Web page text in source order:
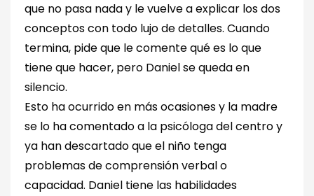
que no pasa nada y le vuelve a explicar los dos
conceptos con todo lujo de detalles. Cuando
termina, pide que le comente qué es lo que
tiene que hacer, pero Daniel se queda en
silencio.
Esto ha ocurrido en más ocasiones y la madre
se lo ha comentado a la psicóloga del centro y
ya han descartado que el niño tenga
problemas de comprensión verbal o
capacidad. Daniel tiene las habilidades